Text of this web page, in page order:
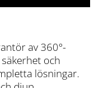
av 360°-
och
lösningar.